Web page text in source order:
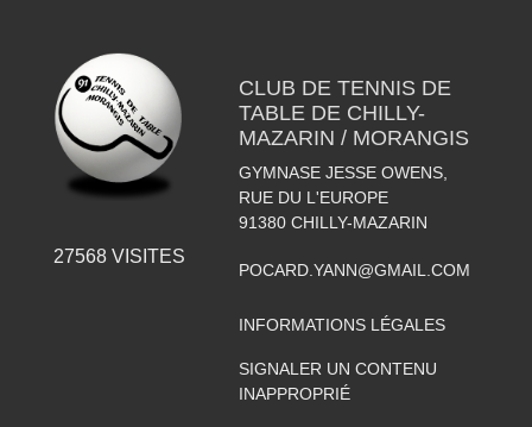
27568VISITES
CLUB DE TENNIS DE
TABLE DE CHILLY-
MAZARIN / MORANGIS
GYMNASE JESSE OWENS,
RUE DU L'EUROPE
91380 CHILLY-MAZARIN
POCARD.YANN@GMAIL.COM
INFORMATIONS LÉGALES
SIGNALER UN CONTENU
INAPPROPRIÉ